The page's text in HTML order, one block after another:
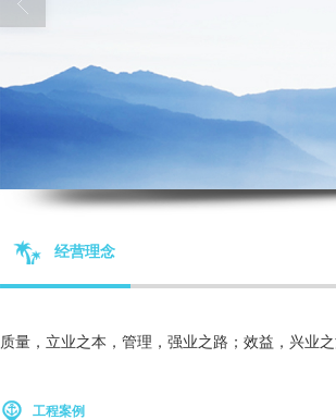
经营理念
质量，立业之本，管理，强业之路；效益，兴业
工程案例